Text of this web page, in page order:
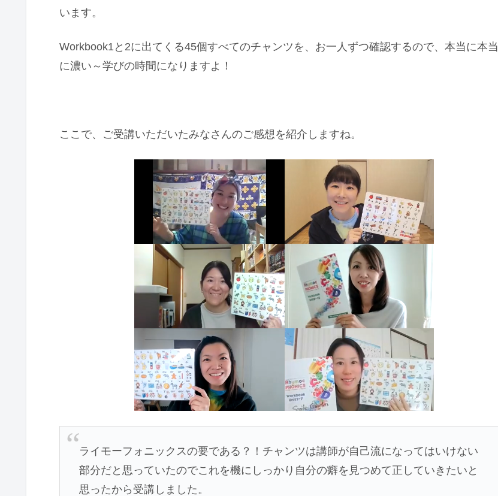
います。
Workbook1と2に出てくる45個すべてのチャンツを、お一人ずつ確認するので、本当に本当
に濃い～学びの時間になりますよ！
ここで、ご受講いただいたみなさんのご感想を紹介しますね。
ライモーフォニックスの要である？！チャンツは講師が自己流になってはいけない
部分だと思っていたのでこれを機にしっかり自分の癖を見つめて正していきたいと
思ったから受講しました。